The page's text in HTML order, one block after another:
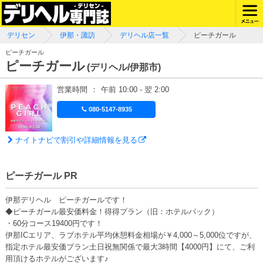
デリセン 伊那・諏訪 デリヘル店一覧 ピーチガール
ピーチガール
ピーチガール(デリヘル/伊那市)
営業時間 ： 午前 10:00 - 翌 2:00
080-5147-8935
ナイトナビで割引や詳細情報を見る
ピーチガール PR
伊那デリヘル ピーチガールです！
◆ピーチガール最安価料金！得得プラン（旧：ホテルパック）
・60分コース19400円です！
伊那ICエリア、ラブホテル平均休憩料金相場が￥4,000～5,000位ですが、
指定ホテル最安価プラン土日祝無関係で最大3時間【4000円】にて、ご利
用頂けるホテルがございます♪